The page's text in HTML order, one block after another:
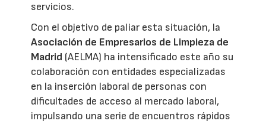
servicios.
Con el objetivo de paliar esta situación, la
Asociación de Empresarios de Limpieza de
Madrid (AELMA) ha intensificado este año su
colaboración con entidades especializadas
en la inserción laboral de personas con
dificultades de acceso al mercado laboral,
impulsando una serie de encuentros rápidos